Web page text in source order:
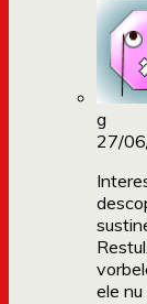
g
27/
ele